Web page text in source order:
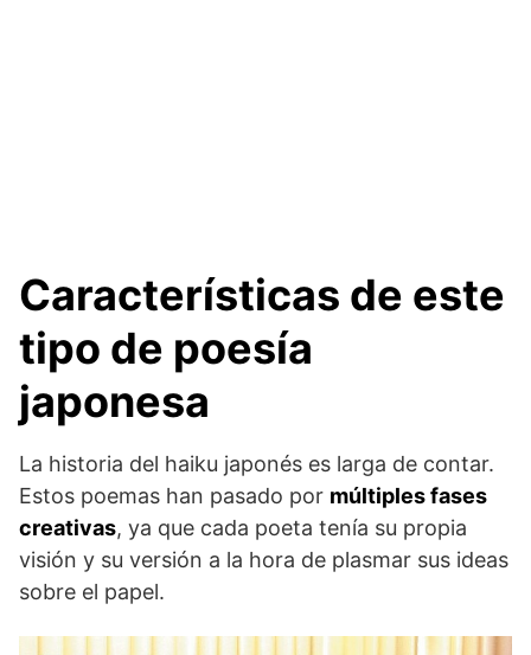
Características de este
tipo de poesía
japonesa
La historia del haiku japonés es larga de contar.
Estos poemas han pasado por múltiples fases
creativas, ya que cada poeta tenía su propia
visión y su versión a la hora de plasmar sus ideas
sobre el papel.